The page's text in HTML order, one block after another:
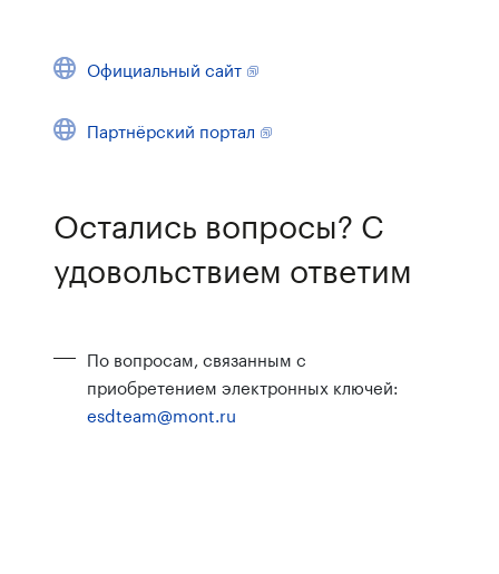
Официальный сайт
Партнёрский портал
Остались вопросы? С
удовольствием ответим
По вопросам, связанным с
приобретением электронных ключей:
esdteam@mont.ru